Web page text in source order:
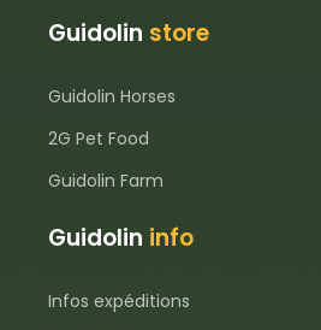
Guidolin store
Guidolin Horses
2G Pet Food
Guidolin Farm
Guidolin info
Infos expéditions